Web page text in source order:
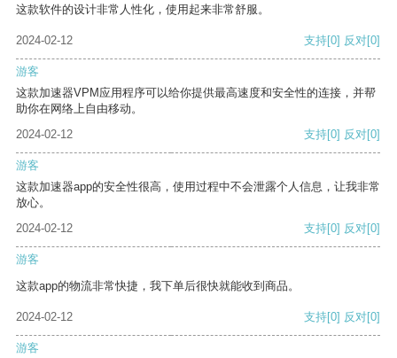
这款软件的设计非常人性化，使用起来非常舒服。
2024-02-12 支持[0] 反对[0]
游客
这款加速器VPM应用程序可以给你提供最高速度和安全性的连接，并帮
助你在网络上自由移动。
2024-02-12
支持[0] 反对[0]
游客
这款加速器app的安全性很高，使用过程中不会泄露个人信息，让我非常
放心。
2024-02-12
支持[0] 反对[0]
游客
这款app的物流非常快捷，我下单后很快就能收到商品。
2024-02-12 支持[0] 反对[0]
游客